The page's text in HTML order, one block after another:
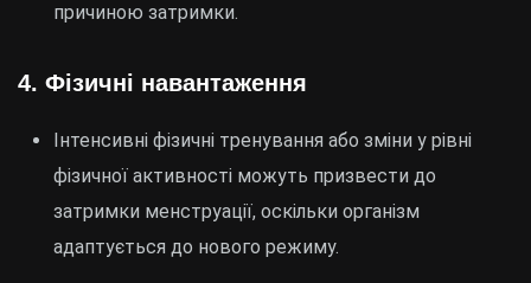
причиною затримки.
4. Фізичні навантаження
Інтенсивні фізичні тренування або зміни у рівні
фізичної активності можуть призвести до
затримки менструації, оскільки організм
адаптується до нового режиму.